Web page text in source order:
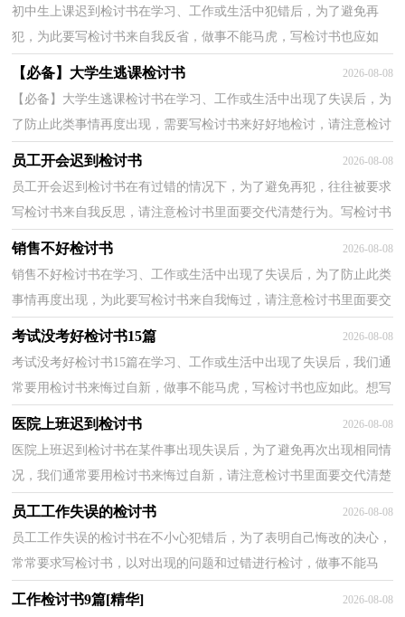
初中生上课迟到检讨书在学习、工作或生活中犯错后，为了避免再
犯，为此要写检讨书来自我反省，做事不能马虎，写检讨书也应如
【必备】大学生逃课检讨书 2026-08-08
【必备】大学生逃课检讨书在学习、工作或生活中出现了失误后，为
了防止此类事情再度出现，需要写检讨书来好好地检讨，请注意检讨
员工开会迟到检讨书 2026-08-08
员工开会迟到检讨书在有过错的情况下，为了避免再犯，往往被要求
写检讨书来自我反思，请注意检讨书里面要交代清楚行为。写检讨书
销售不好检讨书 2026-08-08
销售不好检讨书在学习、工作或生活中出现了失误后，为了防止此类
事情再度出现，为此要写检讨书来自我悔过，请注意检讨书里面要交
考试没考好检讨书15篇 2026-08-08
考试没考好检讨书15篇在学习、工作或生活中出现了失误后，我们通
常要用检讨书来悔过自新，做事不能马虎，写检讨书也应如此。想写
医院上班迟到检讨书 2026-08-08
医院上班迟到检讨书在某件事出现失误后，为了避免再次出现相同情
况，我们通常要用检讨书来悔过自新，请注意检讨书里面要交代清楚
员工工作失误的检讨书 2026-08-08
员工工作失误的检讨书在不小心犯错后，为了表明自己悔改的决心，
常常要求写检讨书，以对出现的问题和过错进行检讨，做事不能马
工作检讨书9篇[精华] 2026-08-08